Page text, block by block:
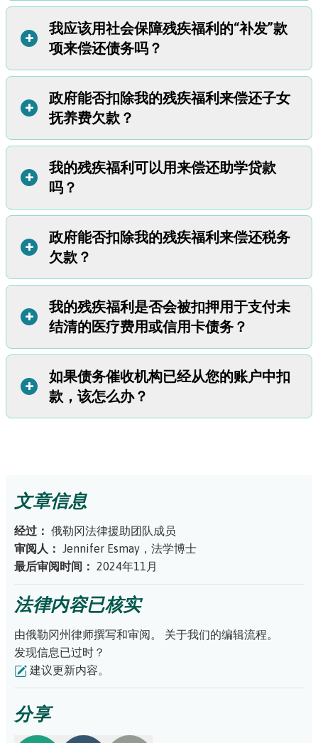
在美国，单纯因为未偿还债务不会导致入狱。
然而，不偿还债务会带来其他负面影响：
信用评分：未偿还债务会导致您的信用评分下降。信用评分
其他机构会通过您的信用评分来判断您的财务可靠性。
公用事业服务中断：拖欠水电费可能导致您的公用事业服务
被停止。不过，如果您确实难以支付这些账单，可能有资格
了解所在地区的公用事业援助计划。
我应该用社会保障残疾福利的“补发”款
项来偿还债务吗？
+
当社会保障局批准您的残疾福利申请时，您通常会收到一笔
数额较大的“补发”福利金。这笔补发款项是指您在等待福利
申请批准期间应得但未领取的金额。由于许多人在获得福利
甚至更多。
想用这笔补发款项来偿还债务是很正常的想法。许多人因未
能偿还债务而感到愧疚。但在决定用这笔补发款项偿还债务
己的迫切需求至关重要。
请记住，债务催收机构无权扣押您的残疾福利。您的残疾福
利受法律保护。即便您不偿还债务，也不会因此入狱。最坏
的结果是您的信用评分会下降。如果这样做能确保您有足够
的资金维持生活，那么这可能是必要的权衡。
政府能否扣除我的残疾福利来偿还子女
抚养费欠款？
+
在某些情况下，可以这样做。但这要看您领取的是补充保障
收入 (SSI) 还是社会保障残疾保险 (SSDI)。这两种福利计划
的规定有所不同。
扣除款项来支付子女抚养费。如果您领取的是 SSDI 福利，
那么政府可以从中扣除一部分用于支付子女抚养费。
好消息是，如果您领取 SSDI 福利，您还可能有资格获得辅
为孩子领取了辅助福利，您可以申请降低需要支付的子女抚
养费金额。如需申请辅助福利，请拨打社会保障局的客户服
务热线 1-800-772-1213，或亲自前往当地社会保障局办公
如果您不确定自己领取的是 SSI 还是 SSDI，可以
通过以下方式进行确认：
的社会保障账户
我的残疾福利可以用来偿还助学贷款
吗？
+
有时可以。这要看您领取的是补充保障收入 (SSI) 还是社会
保障残疾保险 (SSDI)。这也取决于您欠的是联邦（即“政
府”）贷款还是私人贷款。
如果您领取的是 SSI 福利，那么政府不能从您的残疾福利中
扣除款项来偿还助学贷款。如果您领取的是 SSDI 福利，那
么政府可以从您的残疾福利中扣除一定款项来支付助学贷
好消息是，如果您欠的是联邦助学贷款，您可能有资格申请
助学贷款解除（“减免”）。您可以在 studentaid.gov 网站上
申请助学贷款减免。
么您很可能是在领取 SSI 福利。如果您领取的金
额与此不同，那么您可能只领取 SSDI，或同时领
取 SSI 和 SSDI。
确认您所领取福利类型的最佳方式是
的社会保障账户，并下载您的福利报表。
私人贷款对比政府贷款
如果您欠有联邦助学贷款，那么政府有时可以扣除您的残疾
福利以偿还这笔欠款。但是，如果您有私人贷款并欠银行或
其他商业贷款机构的钱，那么您的残疾福利金将受到保护。
然而，您必须采取以下措施来保护您的福利，防止债务催收
机构侵害：
开设专用银行账户。为您的社会保障残疾福利金开设单独的
银行账户。请勿在此账户中存入其他来源的资金。这样做可
以有效地将您的福利金与债务催收机构隔离。
政府能否扣除我的残疾福利来偿还税务
欠款？
+
是的，在某些情况下可以：
如果您领取社会保障残疾保险 (SSDI)，那么联邦政府可以扣
除部分残疾福利金以偿还税务欠款。 联邦政府最多可以扣押
如果您只领取补充保障收入 (SSI)，那么联邦政府不能扣押您
的 SSI 福利。
俄勒冈州不能扣押您的 SSDI 或 SSI 福利。 如果州政府试图
如果您不确定自己领取的是 SSI 还是 SSDI，可以
通过以下方式进行确认：
如果您每月领取 943 美元（2024 年标准），那
么您很可能是在领取 SSI 福利。如果您领取的金
取 SSI 和 SSDI。
确认您所领取福利类型的最佳方式是
收到扣押通知该如何应对
如果您收到政府发出的扣押通知（或任何其他通知），务必
及时回应。通知中会详细说明您的权利、回应方式、回应提
交地点以及截止日期。
同时，建议您寻求法律援助。如需税务欠款方面的协助，您
我的残疾福利是否会被扣押用于支付未
结清的医疗费用或信用卡债务？
+
不可以。如果您采取本文中列出的步骤来保护您的福利，那
么债务催收机构通常不能扣押您的残疾福利。
如果债务催收机构已经从您的账户中扣
款，该怎么办？
+
开设专用银行账户。
以有效地将您的福利金与债务催收机构隔离。
申请社会保障局将您的福利金直接存入这个专用账户
社会保障局网站，更新您的直接存款信息
通知您的银行，该账户中的资金来源于社会保障局。
使用消费者金融保护局提供的信函模板
Word 文档）。
告知债务催收机构这笔资金来自社会保障局。
机构试图从您的银行账户中扣款，他们必须通知您。切勿忽
视此类通知。联系发出扣押通知的人（通常是律师），明确
文章信息
经过： 俄勒冈法律援助团队成员
审阅人：
Jennifer Esmay，法学博士
最后审阅时间： 2024年11月
法律内容已核实
由俄勒冈州律师撰写和审阅。
关于我们的编辑流程。
发现信息已过时？
建议更新内容。
分享